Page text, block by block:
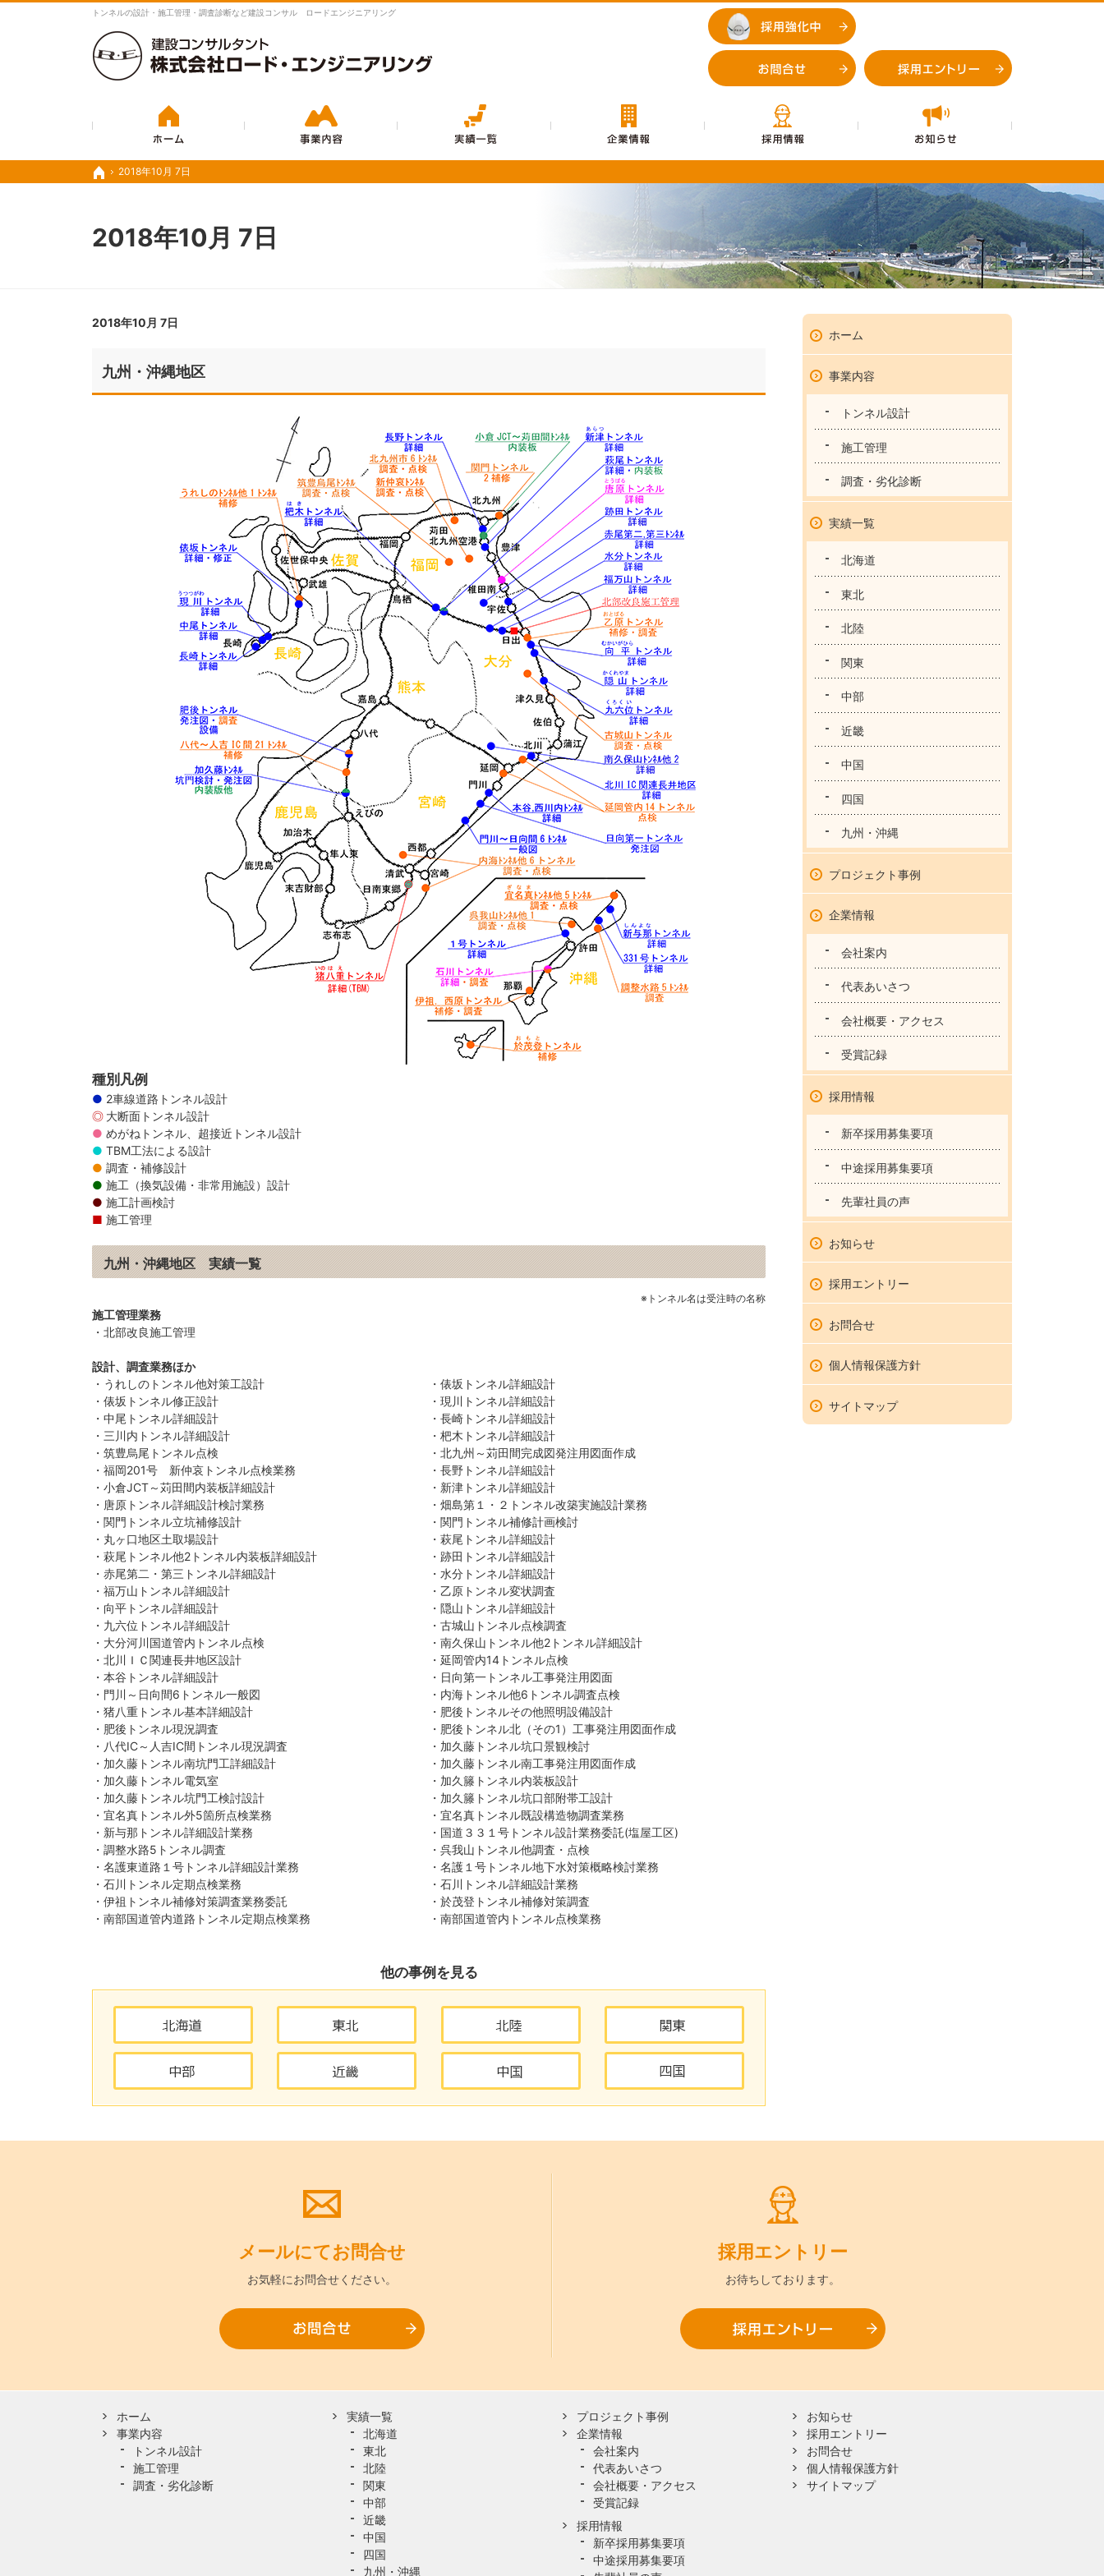
ホーム
2018年10月 7日
2018年10月 7日
豊富な実績と経験で、さまざまな業務に対応いたします。
トンネルの設計・施工管理・調査診断など建設コンサル ロードエンジニアリング
2018年10月 7日
九州・沖縄地区
種別凡例
2車線道路トンネル設計
大断面トンネル設計
めがねトンネル、超接近トンネル設計
TBM工法による設計
調査・補修設計
施工（換気設備・非常用施設）設計
施工計画検討
施工管理
九州・沖縄地区 実績一覧
※トンネル名は受注時の名称
施工管理業務
・北部改良施工管理
設計、調査業務ほか
・うれしのトンネル他対策工設計
・俵坂トンネル詳細設計
・俵坂トンネル修正設計
・現川トンネル詳細設計
・中尾トンネル詳細設計
・長崎トンネル詳細設計
・三川内トンネル詳細設計
・杷木トンネル詳細設計
・筑豊烏尾トンネル点検
・北九州～苅田間完成図発注用図面作成
・福岡201号 新仲哀トンネル点検業務
・長野トンネル詳細設計
・小倉JCT～苅田間内装板詳細設計
・新津トンネル詳細設計
・唐原トンネル詳細設計検討業務
・畑島第１・２トンネル改築実施設計業務
・関門トンネル立坑補修設計
・関門トンネル補修計画検討
・丸ヶ口地区土取場設計
・萩尾トンネル詳細設計
・萩尾トンネル他2トンネル内装板詳細設計
・跡田トンネル詳細設計
・赤尾第二・第三トンネル詳細設計
・水分トンネル詳細設計
・福万山トンネル詳細設計
・乙原トンネル変状調査
・向平トンネル詳細設計
・隠山トンネル詳細設計
・九六位トンネル詳細設計
・古城山トンネル点検調査
・大分河川国道管内トンネル点検
・南久保山トンネル他2トンネル詳細設計
・北川ＩＣ関連長井地区設計
・延岡管内14トンネル点検
・本谷トンネル詳細設計
・日向第一トンネル工事発注用図面
・門川～日向間6トンネル一般図
・内海トンネル他6トンネル調査点検
・猪八重トンネル基本詳細設計
・肥後トンネルその他照明設備設計
・肥後トンネル現況調査
・肥後トンネル北（その1）工事発注用図面作成
・八代IC～人吉IC間トンネル現況調査
・加久藤トンネル坑口景観検討
・加久藤トンネル南坑門工詳細設計
・加久藤トンネル南工事発注用図面作成
・加久藤トンネル電気室
・加久籐トンネル内装板設計
・加久藤トンネル坑門工検討設計
・加久籐トンネル坑口部附帯工設計
・宜名真トンネル外5箇所点検業務
・宜名真トンネル既設構造物調査業務
・新与那トンネル詳細設計業務
・国道３３１号トンネル設計業務委託(塩屋工区)
・調整水路5トンネル調査
・呉我山トンネル他調査・点検
・名護東道路１号トンネル詳細設計業務
・名護１号トンネル地下水対策概略検討業務
・石川トンネル定期点検業務
・石川トンネル詳細設計業務
・伊祖トンネル補修対策調査業務委託
・於茂登トンネル補修対策調査
・南部国道管内道路トンネル定期点検業務
・南部国道管内トンネル点検業務
他の事例を見る
ホーム
事業内容
トンネル設計
施工管理
調査・劣化診断
実績一覧
北海道
東北
北陸
関東
中部
近畿
中国
四国
九州・沖縄
プロジェクト事例
企業情報
会社案内
代表あいさつ
会社概要・アクセス
受賞記録
採用情報
新卒採用募集要項
中途採用募集要項
先輩社員の声
お知らせ
採用エントリー
お問合せ
個人情報保護方針
サイトマップ
お問合せ
ホーム
2018年10月 7日
メールにてお問合せ
お気軽にお問合せください。
採用エントリー
お待ちしております。
ホーム
事業内容
トンネル設計
施工管理
調査・劣化診断
実績一覧
北海道
東北
北陸
関東
中部
近畿
中国
四国
九州・沖縄
プロジェクト事例
企業情報
会社案内
代表あいさつ
会社概要・アクセス
受賞記録
採用情報
新卒採用募集要項
中途採用募集要項
お知らせ
採用エントリー
お問合せ
個人情報保護方針
サイトマップ